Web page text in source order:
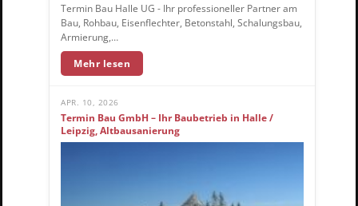
Termin Bau Halle UG - Ihr professioneller Partner am
Bau, Rohbau, Eisenflechter, Betonstahl, Schalungsbau,
Armierung,…
Mehr lesen
APR. 10, 2026
Termin Bau GmbH – Ihr Baubetrieb in Halle /
Leipzig, Altbausanierung